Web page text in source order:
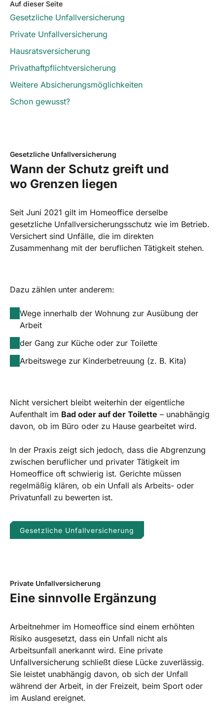
Auf dieser Seite
Gesetzliche Unfallversicherung
Private Unfallversicherung
Hausratsversicherung
Privathaftpflichtversicherung
Weitere Absicherungsmöglichkeiten
Schon gewusst?
Gesetzliche Unfallversicherung
Wann der Schutz greift und
wo Grenzen liegen
Seit Juni 2021 gilt im Homeoffice derselbe
gesetzliche Unfallversicherungsschutz wie im Betrieb.
Versichert sind Unfälle, die im direkten
Zusammenhang mit der beruflichen Tätigkeit stehen.
Dazu zählen unter anderem:
Wege innerhalb der Wohnung zur Ausübung der
Arbeit
der Gang zur Küche oder zur Toilette
Arbeitswege zur Kinderbetreuung (z. B. Kita)
Nicht versichert bleibt weiterhin der eigentliche
Aufenthalt im Bad oder auf der Toilette – unabhängig
davon, ob im Büro oder zu Hause gearbeitet wird.
In der Praxis zeigt sich jedoch, dass die Abgrenzung
zwischen beruflicher und privater Tätigkeit im
Homeoffice oft schwierig ist. Gerichte müssen
regelmäßig klären, ob ein Unfall als Arbeits- oder
Privatunfall zu bewerten ist.
Gesetzliche Unfallversicherung
Private Unfallversicherung
Eine sinnvolle Ergänzung
Arbeitnehmer im Homeoffice sind einem erhöhten
Risiko ausgesetzt, dass ein Unfall nicht als
Arbeitsunfall anerkannt wird. Eine private
Unfallversicherung schließt diese Lücke zuverlässig.
Sie leistet unabhängig davon, ob sich der Unfall
während der Arbeit, in der Freizeit, beim Sport oder
im Ausland ereignet.